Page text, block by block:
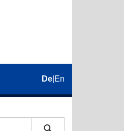
De En